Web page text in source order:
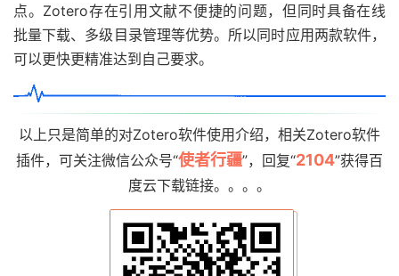
点。Zotero存在引用文献不便捷的问题，但同时具备在线
批量下载、多级目录管理等优势。所以同时应用两款软件，
可以更快更精准达到自己要求。
以上只是简单的对Zotero软件使用介绍，相关Zotero软件
插件，可关注微信公众号“使者行疆”，回复“2104”获得百
度云下载链接。。。。